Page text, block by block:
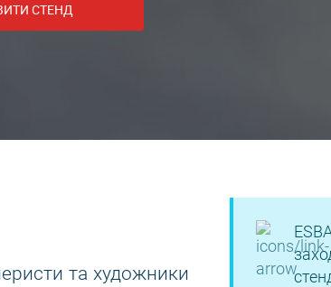
СТЕНД
та художники